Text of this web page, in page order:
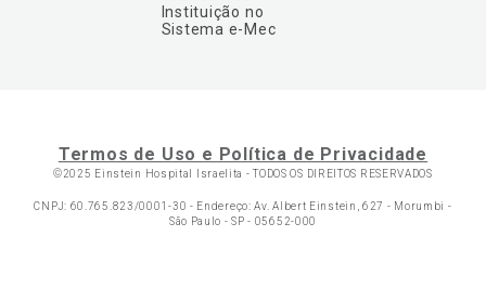
Instituição no
Sistema e-Mec
Termos de Uso e Política de Privacidade
©2025 Einstein Hospital Israelita -TODOS OS DIREITOS RESERVADOS
CNPJ: 60.765.823/0001-30 - Endereço: Av. Albert Einstein, 627 - Morumbi -
São Paulo - SP - 05652-000